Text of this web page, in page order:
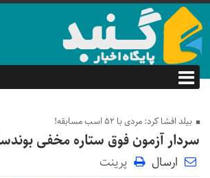
بیلد افشا کرد: مردی با 52 اسب مسابقه!
سردار آزمون فوق ستاره مخفی
ارسال پرینت